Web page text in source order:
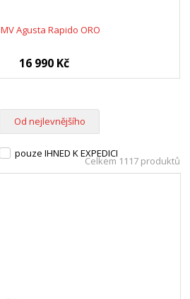
MV Agusta Rapido ORO
16 990 Kč
Od nejlevnějšího
pouze IHNED K EXPEDICI
Celkem 1117 produktů